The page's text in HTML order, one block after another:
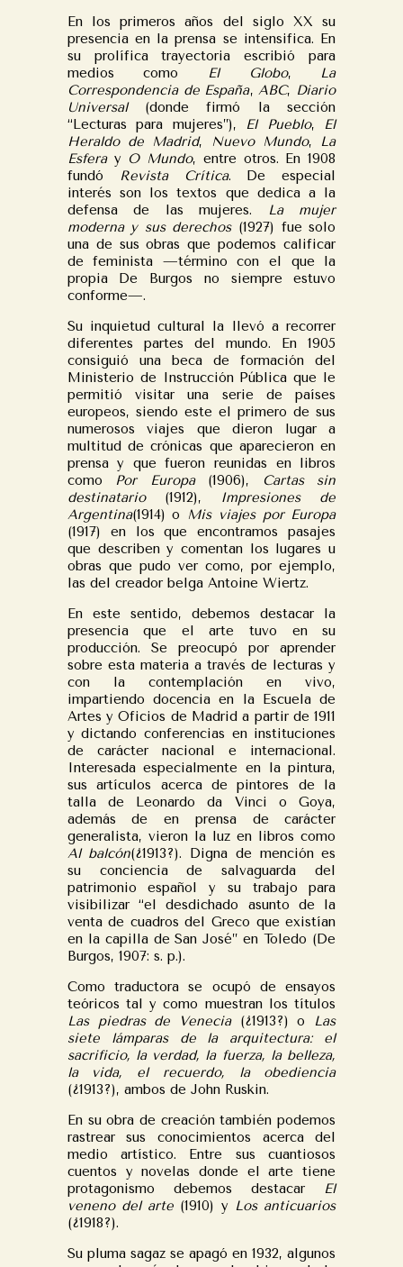
En los primeros años del siglo XX su
presencia en la prensa se intensifica. En
su prolífica trayectoria escribió para
medios como
El Globo, La
Correspondencia de España,ABC, Diario
Universal(donde firmó la sección
“Lecturas para mujeres”), El Pueblo, El
Heraldo de Madrid, Nuevo Mundo, La
Esfera y O Mundo, entre otros. En 1908
fundó
Revista Crítica. De especial
interés son los textos que dedica a la
defensa de las mujeres.
La mujer
moderna y sus derechos(1927) fue solo
una de sus obras que podemos calificar
de feminista —término con el que la
propia De Burgos no siempre estuvo
conforme—.
Su inquietud cultural la llevó a recorrer
diferentes partes del mundo. En 1905
consiguió una beca de formación del
Ministerio de Instrucción Pública que le
permitió visitar una serie de países
europeos, siendo este el primero de sus
numerosos viajes que dieron lugar a
multitud de crónicas que aparecieron en
prensa y que fueron reunidas en libros
como Por Europa(1906),
Cartas sin
destinatario(1912),
Impresiones de
Argentina(1914) o
Mis viajes por Europa
(1917) en los que encontramos pasajes
que describen y comentan los lugares u
obras que pudo ver como, por ejemplo,
las del creador belga Antoine Wiertz.
En este sentido, debemos destacar la
presencia que el arte tuvo en su
producción. Se preocupó por aprender
sobre esta materia a través de lecturas y
con la contemplación en vivo,
impartiendo docencia en la Escuela de
Artes y Oficios de Madrid a partir de 1911
y dictando conferencias en instituciones
de carácter nacional e internacional.
Interesada especialmente en la pintura,
sus artículos acerca de pintores de la
talla de Leonardo da Vinci o Goya,
además de en prensa de carácter
generalista, vieron la luz en libros como
Al balcón(¿1913?). Digna de mención es
su conciencia de salvaguarda del
patrimonio español y su trabajo para
visibilizar “el desdichado asunto de la
venta de cuadros del Greco que existían
en la capilla de San José” en Toledo (De
Burgos, 1907: s. p.).
Como traductora se ocupó de ensayos
teóricos tal y como muestran los títulos
Las piedras de Venecia (¿1913?) o Las
siete lámparas de la arquitectura: el
sacrificio, la verdad, la fuerza, la belleza,
la vida, el recuerdo, la obediencia
(¿1913?), ambos de John Ruskin.
En su obra de creación también podemos
rastrear sus conocimientos acerca del
medio artístico. Entre sus cuantiosos
cuentos y novelas donde el arte tiene
protagonismo debemos destacar
El
veneno del arte (1910) y Los anticuarios
(¿1918?).
Su pluma sagaz se apagó en 1932, algunos